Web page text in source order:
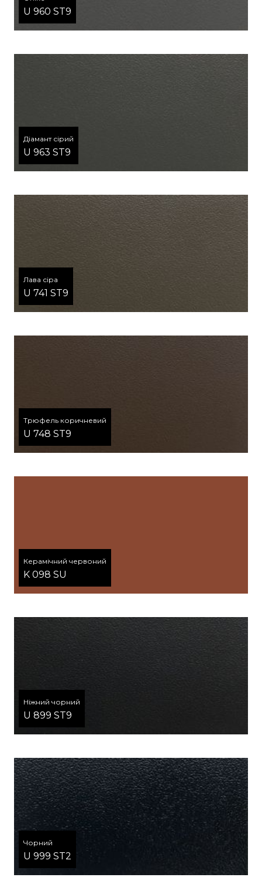
U 960 ST9
Діамант сірий
U 963 ST9
Лава сіра
U 741 ST9
Трюфель коричневий
U 748 ST9
Керамічний червоний
K 098 SU
Ніжний чорний
U 899 ST9
Чорний
U 999 ST2